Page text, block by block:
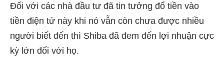
Đối với các nhà đầu tư đã tin tưởng đổ tiền vào
tiền điện tử này khi nó vẫn còn chưa được nhiều
người biết đến thì Shiba đã đem đến lợi nhuận cực
kỳ lớn đối với họ.